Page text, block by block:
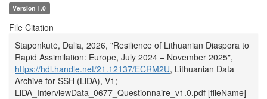
Version 1.0
File Citation
Staponkutė, Dalia, 2026, "Resilience of Lithuanian Diaspora to
Rapid Assimilation: Europe, July 2024 – November 2025",
https://hdl.handle.net/21.12137/ECRM2U, Lithuanian Data
Archive for SSH (LiDA), V1;
LiDA_InterviewData_0677_Questionnaire_v1.0.pdf [fileName]